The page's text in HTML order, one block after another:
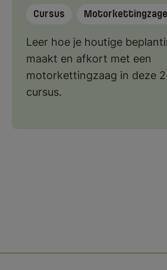
Cursus
Leer hoe je houtige
maakt en afkort met een
motorkettingzaag in deze
cursus.